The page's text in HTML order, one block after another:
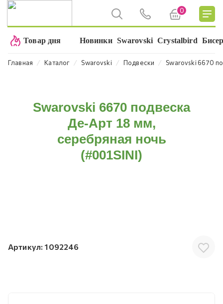
0
Товар дня Новинки Swarovski Crystalbird
Главная ⁄ Каталог ⁄ Swarovski ⁄ Подвески ⁄ Swarovski 6670
Swarovski 6670 подвеска
Де-Арт 18 мм,
cеребряная ночь
(#001SINI)
Артикул: 1092246